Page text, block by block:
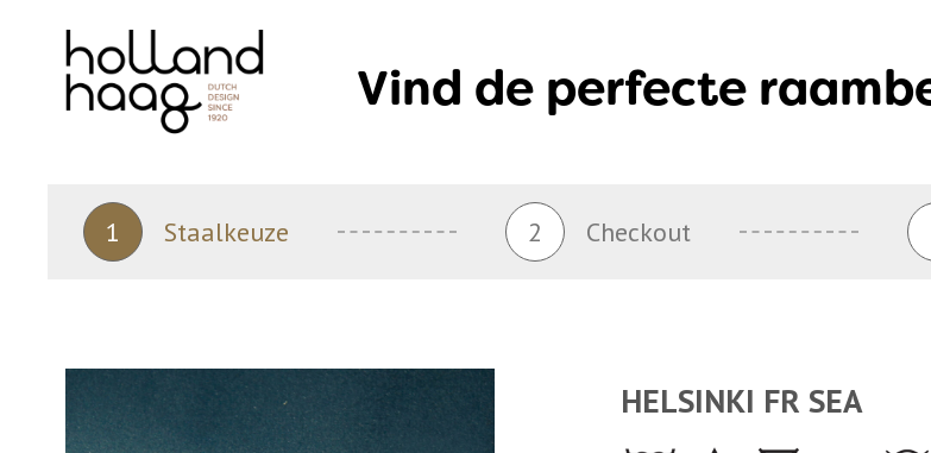
Vind de perfecte
1 Staalkeuze 2 Checkout
HELSINKI FR SEA